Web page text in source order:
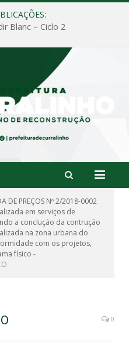
Blanc – Ciclo 2
DE PREÇOS Nº 2/2018-0002
em serviços de
a conclução da contrução
na zona urbana do
com os projetos,
físico -
0